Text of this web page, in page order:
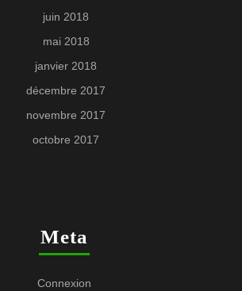
juin 2018
mai 2018
janvier 2018
décembre 2017
novembre 2017
octobre 2017
Meta
Connexion